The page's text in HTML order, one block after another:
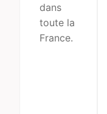
dans
toute la
France.